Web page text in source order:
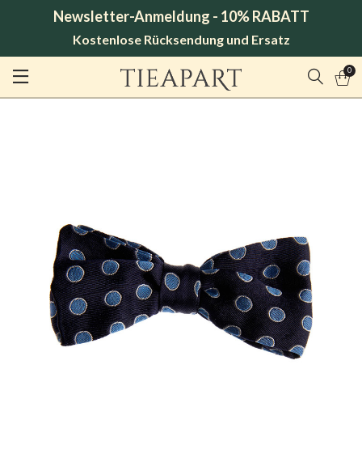
Newsletter-Anmeldung - 10% RABATT
Kostenlose Rücksendung und Ersatz
0